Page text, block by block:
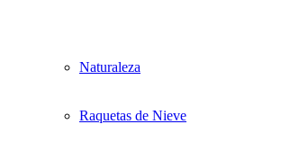
Naturaleza
Raquetas de Nieve